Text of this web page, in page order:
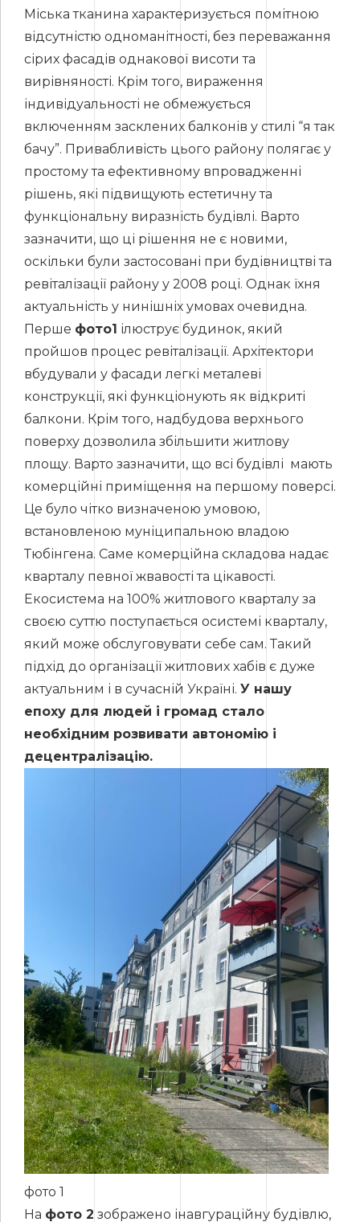
Міська тканина характеризується помітною
відсутністю одноманітності, без переважання
сірих фасадів однакової висоти та
вирівняності. Крім того, вираження
індивідуальності не обмежується
включенням засклених балконів у стилі “я так
бачу”. Привабливість цього району полягає у
простому та ефективному впровадженні
рішень, які підвищують естетичну та
функціональну виразність будівлі. Варто
зазначити, що ці рішення не є новими,
оскільки були застосовані при будівництві та
ревіталізації району у 2008 році. Однак їхня
актуальність у нинішніх умовах очевидна.
Перше фото1 ілюструє будинок, який
пройшов процес ревіталізації. Архітектори
вбудували у фасади легкі металеві
конструкції, які функціонують як відкриті
балкони. Крім того, надбудова верхнього
поверху дозволила збільшити житлову
площу. Варто зазначити, що всі будівлі мають
комерційні приміщення на першому поверсі.
Це було чітко визначеною умовою,
встановленою муніципальною владою
Тюбінгена. Саме комерційна складова надає
кварталу певної жвавості та цікавості.
Екосистема на 100% житлового кварталу за
своєю суттю поступається осистемі кварталу,
який може обслуговувати себе сам. Такий
підхід до організації житлових хабів є дуже
актуальним і в сучасній Україні. У нашу
епоху для людей і громад стало
необхідним розвивати автономію і
децентралізацію.
фото 1
На фото 2 зображено інавгураційну будівлю,